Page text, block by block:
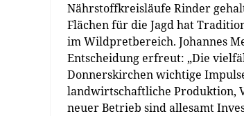
Nährstoffkreisläufe Rinder
Flächen für die Jagd hat
im Wildpretbereich. Johannes
Entscheidung erfreut: „Die
Donnerskirchen wichtige
landwirtschaftliche Produktion,
neuer Betrieb sind allesamt